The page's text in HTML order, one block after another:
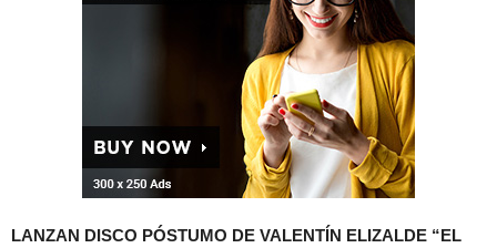
LANZAN DISCO PÓSTUMO DE VALENTÍN ELIZALDE “EL